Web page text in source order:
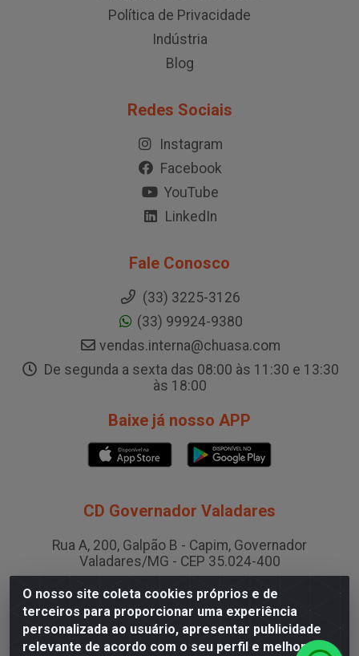
O nosso site coleta cookies próprios e de
terceiros para proporcionar uma experiência
personalizada ao usuário, apresentar publicidade
relevante de acordo com o seu perfil e melhorar a
Política de Privacidade
Indústria
Blog
Redes Sociais
Instagram
Facebook
YouTube
LinkedIn
Fale Conosco
(33) 3225-3126
(33) 99924-9380
vendas.interna@chuasa.com
De segunda a sexta das 08:00 às 11:30 e 13:30
às 18:00
Baixe já nosso APP
CD Governador Valadares
Rua A, 200, Galpão B - Capim, Governador
Valadares/MG - CEP 35.024-400
CNPJ 19.199.702/0003-36
CD Juiz de Fora